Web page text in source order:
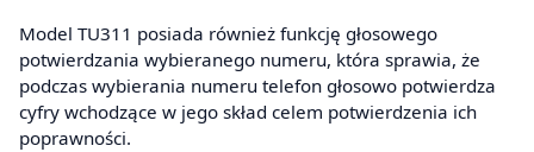
Model TU311 posiada również funkcję głosowego
potwierdzania wybieranego numeru, która sprawia, że
podczas wybierania numeru telefon głosowo potwierdza
cyfry wchodzące w jego skład celem potwierdzenia ich
poprawności.